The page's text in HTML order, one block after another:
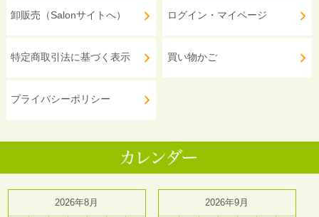
卸販売（Salonサイトへ）
特定商取引法に基づく表示
プライバシーポリシー
ログイン・マイページ
買い物かご
2026年8月
2026年9月